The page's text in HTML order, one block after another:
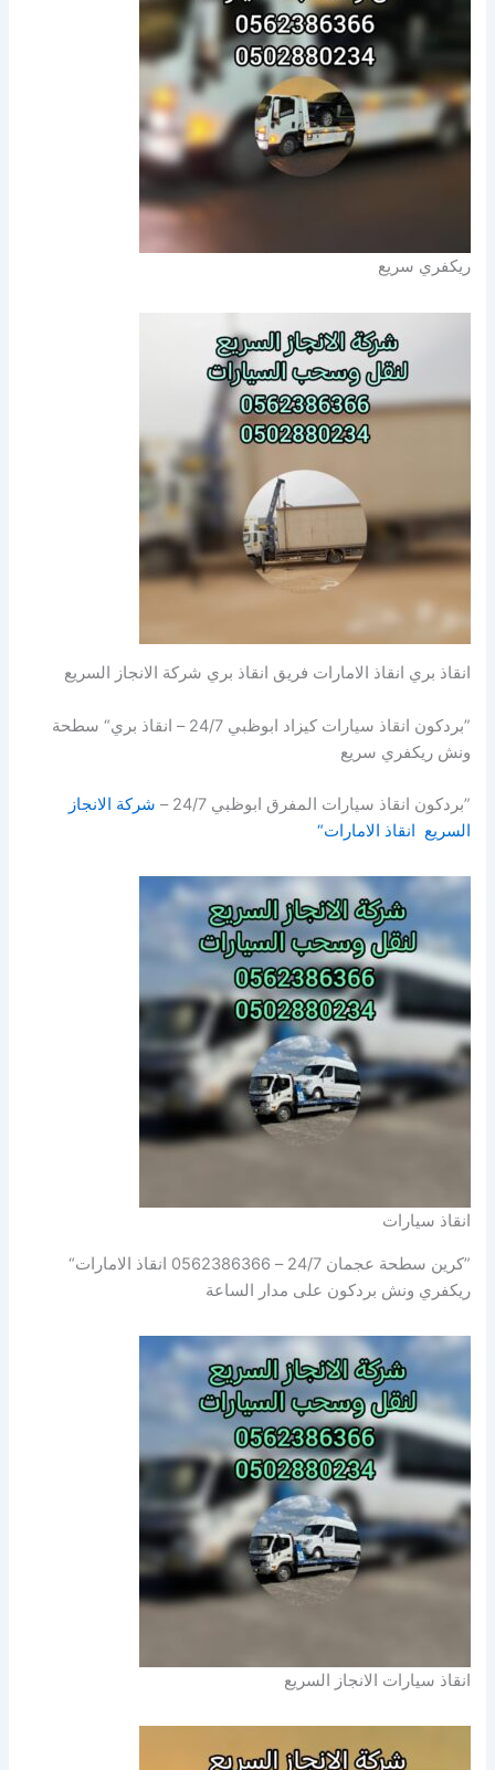
ريكفري سريع
انقاذ بري انقاذ الامارات فريق انقاذ بري شركة الانجاز السريع
”بردكون انقاذ سيارات كيزاد ابوظبي 24/7 – انقاذ بري“ سطحة
ونش ريكفري سريع
”بردكون انقاذ سيارات المفرق ابوظبي 24/7 –
شركة الانجاز
السريع انقاذ الامارات“
انقاذ سيارات
”كرين سطحة عجمان 24/7 – 0562386366 انقاذ الامارات“
ريكفري ونش بردكون على مدار الساعة
انقاذ سيارات الانجاز السريع